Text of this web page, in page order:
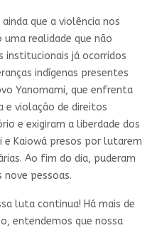
que a violência nos
realidade que não
institucionais já ocorridos
indígenas presentes
Yanomami, que enfrenta
e violação de direitos
e exigiram a liberdade dos
e Kaiowá presos por lutarem
Ao fim do dia, puderam
pessoas.
luta continua! Há mais de
entendemos que nossa